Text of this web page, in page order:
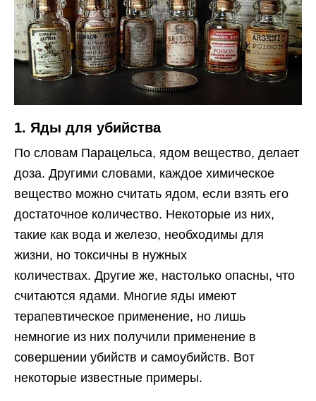
1. Яды для убийства
По словам Парацельса, ядом вещество, делает
доза. Другими словами, каждое химическое
вещество можно считать ядом, если взять его
достаточное количество. Некоторые из них,
такие как вода и железо, необходимы для
жизни, но токсичны в нужных
количествах. Другие же, настолько опасны, что
считаются ядами. Многие яды имеют
терапевтическое применение, но лишь
немногие из них получили применение в
совершении убийств и самоубийств. Вот
некоторые известные примеры.